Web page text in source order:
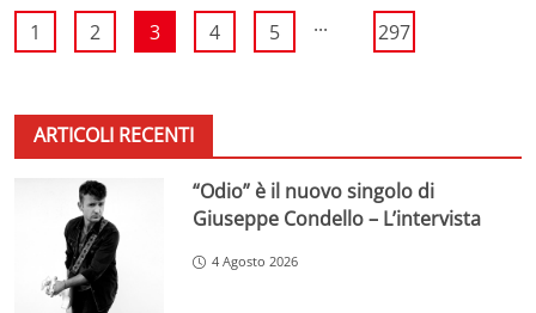
1 2 3 4 5 ... 297
ARTICOLI RECENTI
“Odio” è il nuovo singolo di
Giuseppe Condello – L’intervista
4 Agosto 2026